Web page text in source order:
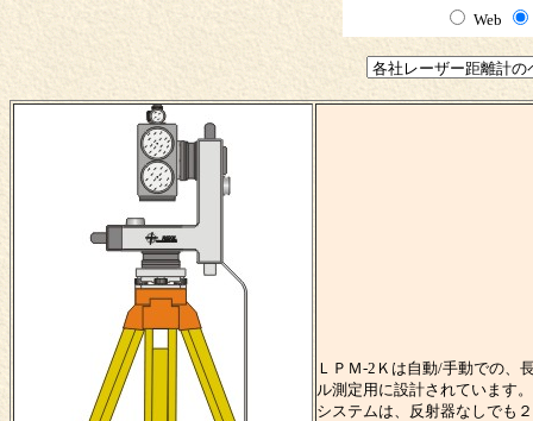
Web
ＬＰＭ-2Ｋは自動/手動での、
ル測定用に設計されています。
システムは、反射器なしでも